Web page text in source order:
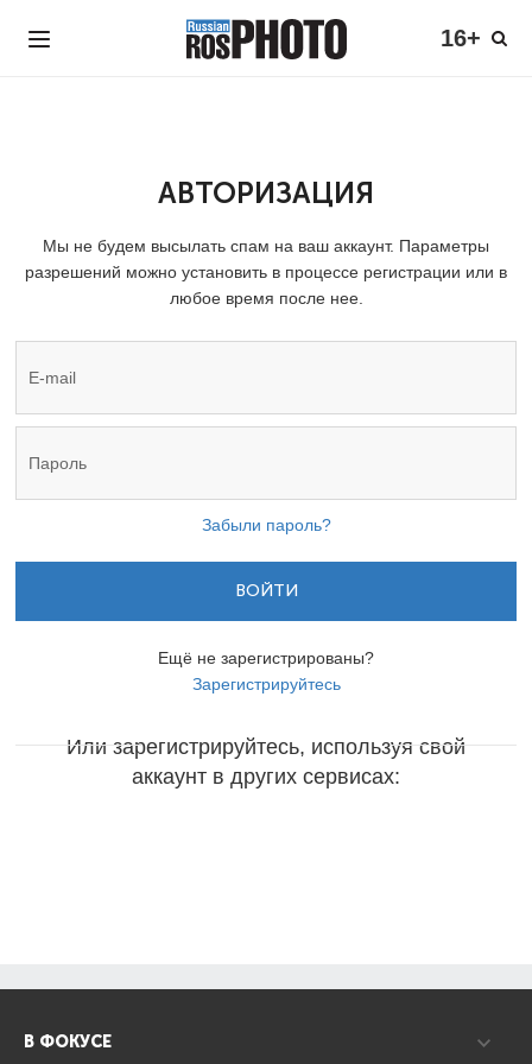
16+
АВТОРИЗАЦИЯ
Мы не будем высылать спам на ваш аккаунт. Параметры
разрешений можно установить в процессе регистрации или в
любое время после нее.
Забыли пароль?
ВОЙТИ
Ещё не зарегистрированы?
Зарегистрируйтесь
Или зарегистрируйтесь, используя свой
аккаунт в других сервисах:
В ФОКУСЕ